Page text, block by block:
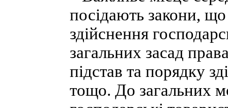
посідають закони,
здійснення
загальних засад
підстав та порядку
тощо. До загальних